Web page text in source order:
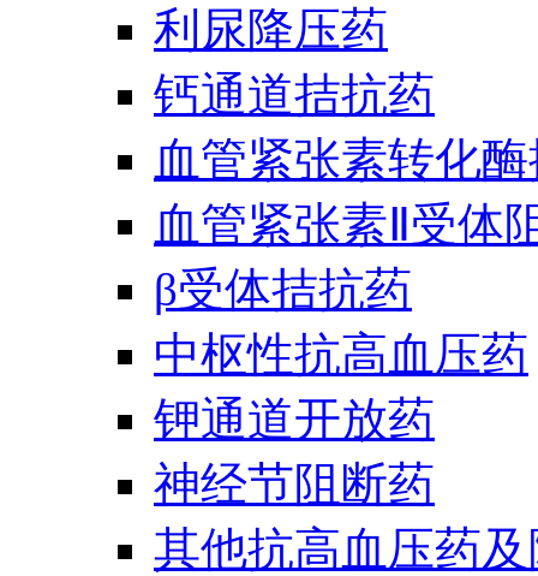
利尿降压药
钙通道拮抗药
血管紧张素转化
血管紧张素Ⅱ受体
β受体拮抗药
中枢性抗高血压药
钾通道开放药
神经节阻断药
其他抗高血压药